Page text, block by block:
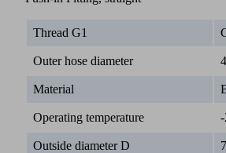
Thread G1
Outer hose diameter
Material
Operating temperature
Outside diameter D